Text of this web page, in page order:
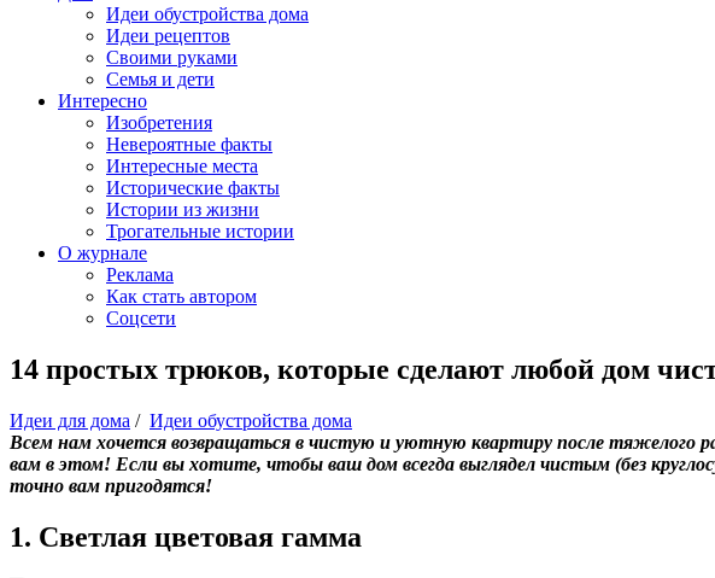
Идеи обустройства дома
Идеи рецептов
Своими руками
Семья и дети
Интересно
Изобретения
Невероятные факты
Интересные места
Исторические факты
Истории из жизни
Трогательные истории
О журнале
Реклама
Как стать автором
Соцсети
14 простых трюков, которые сделают любой дом
Идеи для дома / Идеи обустройства дома
Всем нам хочется возвращаться в чистую и уютную квартиру после тяжелого
вам в этом! Если вы хотите, чтобы ваш дом всегда выглядел чистым (без
точно вам пригодятся!
1. Светлая цветовая гамма